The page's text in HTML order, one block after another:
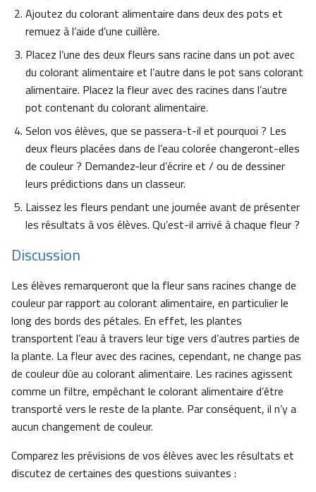
Ajoutez du colorant alimentaire dans deux des pots et
remuez à l’aide d’une cuillère.
Placez l’une des deux fleurs sans racine dans un pot avec
du colorant alimentaire et l’autre dans le pot sans colorant
alimentaire. Placez la fleur avec des racines dans l’autre
pot contenant du colorant alimentaire.
Selon vos élèves, que se passera-t-il et pourquoi ? Les
deux fleurs placées dans de l’eau colorée changeront-elles
de couleur ? Demandez-leur d’écrire et / ou de dessiner
leurs prédictions dans un classeur.
Laissez les fleurs pendant une journée avant de présenter
les résultats à vos élèves. Qu’est-il arrivé à chaque fleur ?
Discussion
Les élèves remarqueront que la fleur sans racines change de
couleur par rapport au colorant alimentaire, en particulier le
long des bords des pétales. En effet, les plantes
transportent l’eau à travers leur tige vers d’autres parties de
la plante. La fleur avec des racines, cependant, ne change pas
de couleur dûe au colorant alimentaire. Les racines agissent
comme un filtre, empêchant le colorant alimentaire d’être
transporté vers le reste de la plante. Par conséquent, il n’y a
aucun changement de couleur.
Comparez les prévisions de vos élèves avec les résultats et
discutez de certaines des questions suivantes :